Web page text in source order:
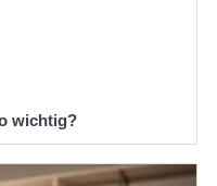
wichtig?